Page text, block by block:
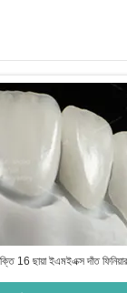
16 ছায়া ইএমইএক্স দাঁত ফিনিয়ার